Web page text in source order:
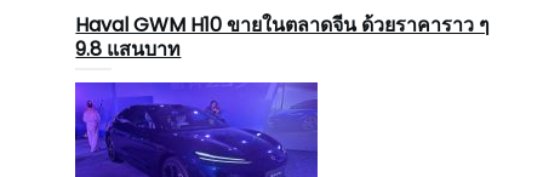
Haval GWM H10 ขายในตลาดจีน ด้วยราคาราว ๆ
9.8 แสนบาท